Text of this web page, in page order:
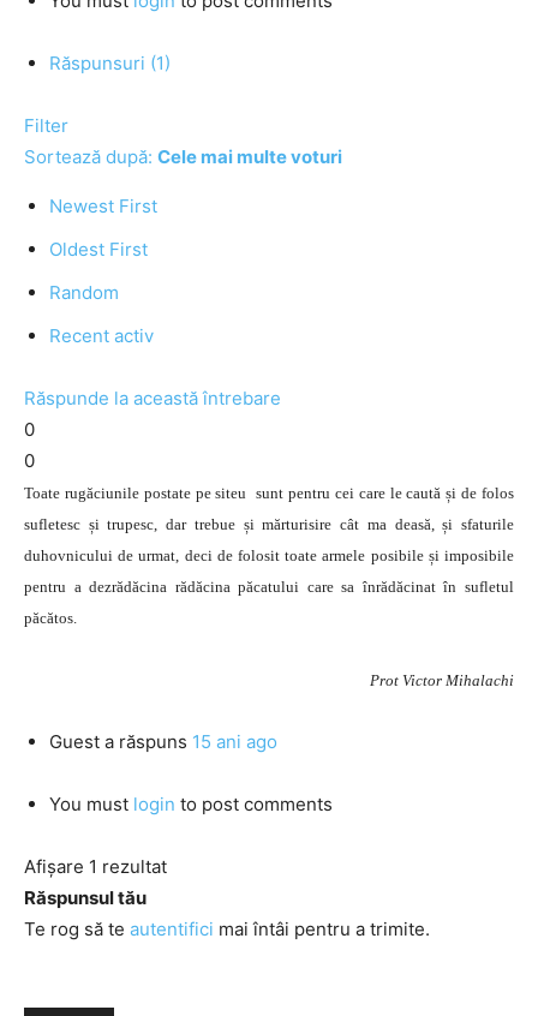
Răspunsuri (1)
Filter
Sortează după: Cele mai multe voturi
Newest First
Oldest First
Random
Recent activ
Răspunde la această întrebare
0
0
Toate rugăciunile postate pe siteu sunt pentru cei care le caută și de folos
sufletesc și trupesc, dar trebue și mărturisire cât ma deasă, și sfaturile
duhovnicului de urmat, deci de folosit toate armele posibile și imposibile
pentru a dezrădăcina rădăcina păcatului care sa înrădăcinat în sufletul
păcătos.
Prot Victor Mihalachi
Guest a răspuns 15 ani ago
You must login to post comments
Afișare 1 rezultat
Răspunsul tău
Te rog să te autentifici mai întâi pentru a trimite.